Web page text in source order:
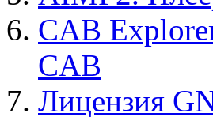
CAB
CAB
Лицензия